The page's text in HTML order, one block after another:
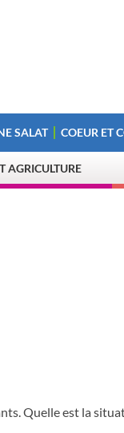
SALAT COEUR ET
AGRICULTURE
Quelle est la